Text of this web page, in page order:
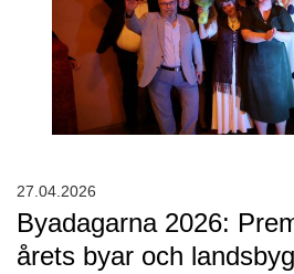
Byadagarna 2026:
årets byar och
27.04.2026